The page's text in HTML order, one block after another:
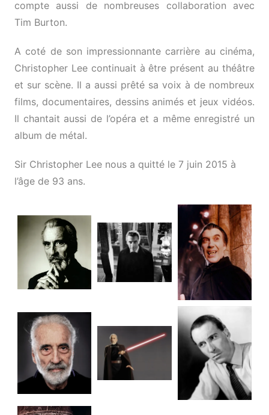
compte aussi de nombreuses collaboration avec
Tim Burton.
A coté de son impressionnante carrière au cinéma,
Christopher Lee continuait à être présent au théâtre
et sur scène. Il a aussi prêté sa voix à de nombreux
films, documentaires, dessins animés et jeux vidéos.
Il chantait aussi de l’opéra et a même enregistré un
album de métal.
Sir Christopher Lee nous a quitté le 7 juin 2015 à
l’âge de 93 ans.